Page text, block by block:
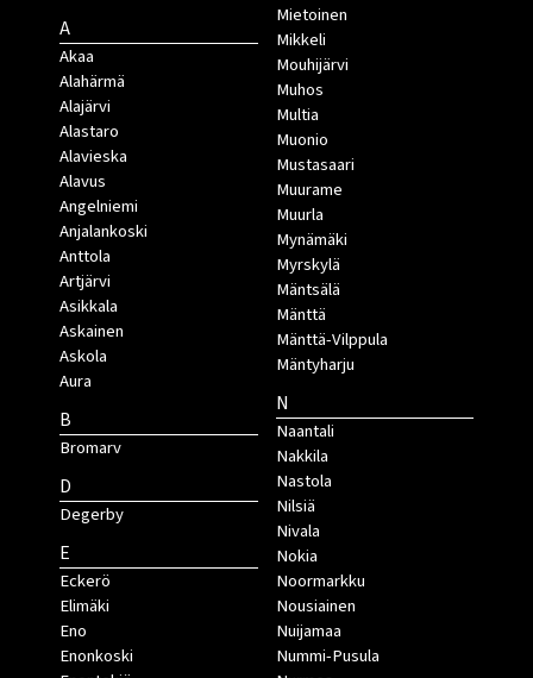
A
Akaa
Alahärmä
Alajärvi
Alastaro
Alavieska
Alavus
Angelniemi
Anjalankoski
Anttola
Artjärvi
Asikkala
Askainen
Askola
Aura
B
Bromarv
D
Degerby
E
Eckerö
Elimäki
Eno
Enonkoski
Mietoinen
Mikkeli
Mouhijärvi
Muhos
Multia
Muonio
Mustasaari
Muurame
Muurla
Mynämäki
Myrskylä
Mäntsälä
Mänttä
Mänttä-Vilppula
Mäntyharju
N
Naantali
Nakkila
Nastola
Nilsiä
Nivala
Nokia
Noormarkku
Nousiainen
Nuijamaa
Nummi-Pusula